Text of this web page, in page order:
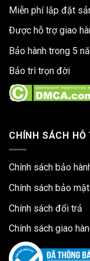
Miễn phí lắp đặt
Được hỗ trợ giao
Bảo hành trong 5
Bảo trì trọn đời
CHÍNH SÁCH HỖ
Chính sách bảo
Chính sách bảo mật
Chính sách đổi trả
Chính sách giao